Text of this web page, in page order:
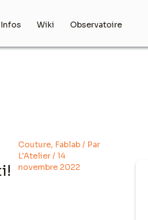
Infos Wiki Observatoire
Couture, Fablab/ Par
L'Atelier/14
novembre 2022